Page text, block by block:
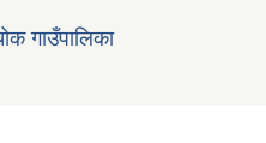
गाउँपालिका